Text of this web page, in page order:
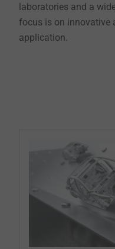
laboratories and a
focus is on innovative
application.